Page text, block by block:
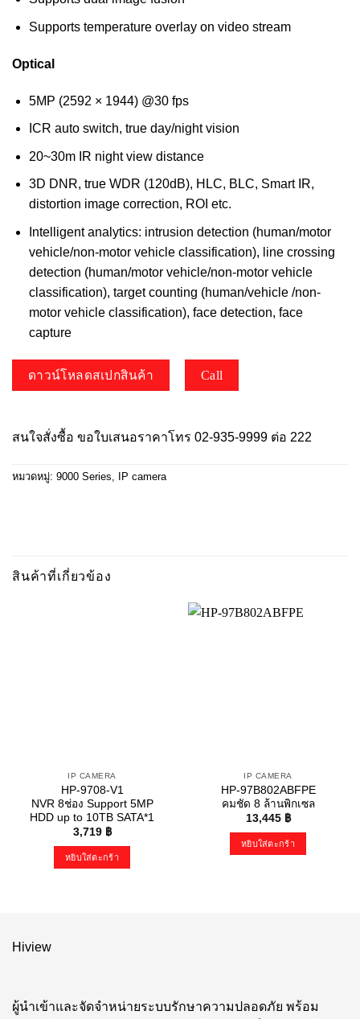
Supports temperature overlay on video stream
Optical
5MP (2592 × 1944) @30 fps
ICR auto switch, true day/night vision
20~30m IR night view distance
3D DNR, true WDR (120dB), HLC, BLC, Smart IR,
distortion image correction, ROI etc.
Intelligent analytics: intrusion detection (human/motor
vehicle/non-motor vehicle classification), line crossing
detection (human/motor vehicle/non-motor vehicle
classification), target counting (human/vehicle /non-
motor vehicle classification), face detection, face
capture
ดาวน์โหลดสเปกสินค้า Call
สนใจสั่งซื้อ ขอใบเสนอราคาโทร 02-935-9999 ต่อ 222
หมวดหมู่: 9000 Series, IP camera
สินค้าที่เกี่ยวข้อง
IP CAMERA
HP-9708-V1
NVR 8ช่อง Support 5MP
HDD up to 10TB SATA*1
3,719 ฿
หยิบใส่ตะกร้า
IP CAMERA
HP-97B802ABFPE
คมชัด 8 ล้านพิกเซล
13,445 ฿
หยิบใส่ตะกร้า
Hiview
ผู้นำเข้าและจัดจำหน่ายระบบรักษาความปลอดภัย พร้อม